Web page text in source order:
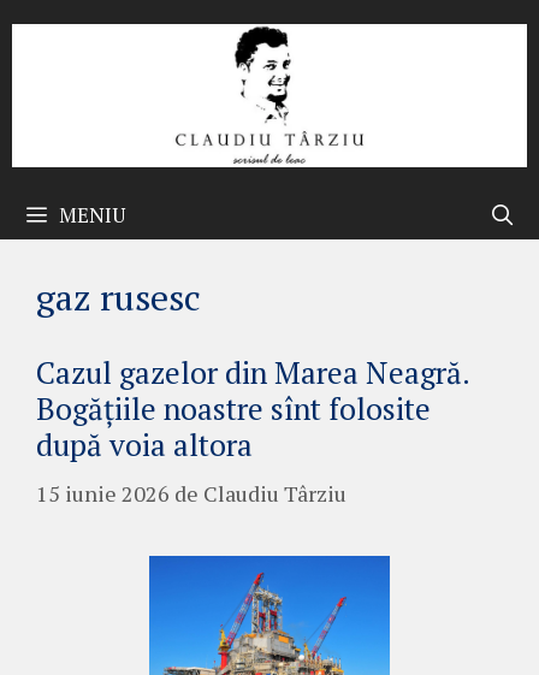
MENIU
gaz rusesc
Cazul gazelor din Marea Neagră.
Bogățiile noastre sînt folosite
după voia altora
15 iunie 2026 de Claudiu Târziu